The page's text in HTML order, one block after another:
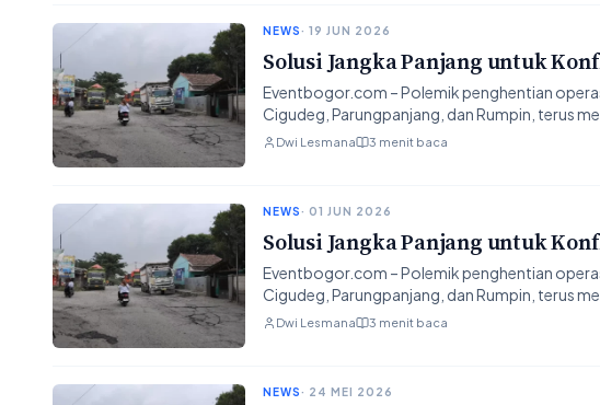
NEWS· 19 JUN 2026
Solusi Jangka Panjang untuk
Eventbogor.com – Polemik penghentian
Cigudeg, Parungpanjang, dan Rumpin, terus
Dwi Lesmana 3 menit baca
NEWS· 01 JUN 2026
Solusi Jangka Panjang untuk
Eventbogor.com – Polemik penghentian
Cigudeg, Parungpanjang, dan Rumpin, terus
Dwi Lesmana 3 menit baca
NEWS· 24 MEI 2026